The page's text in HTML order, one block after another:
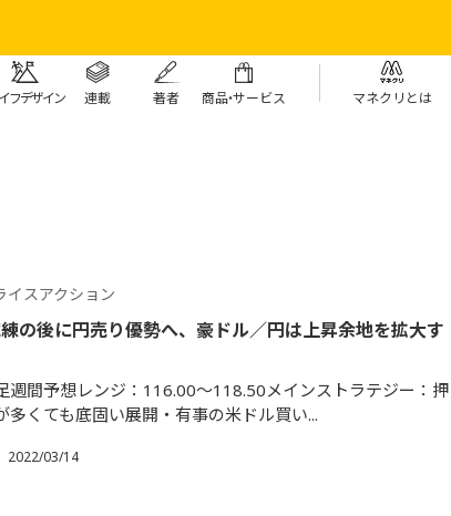
フデザイン 連載 著者 商品・サービス マネクリとは
イスアクション
の後に円売り優勢へ、豪ドル／円は上昇余地を拡大す
間予想レンジ：116.00～118.50メインストラテジー：押
多くても底固い展開・有事の米ドル買い...
2022/03/14